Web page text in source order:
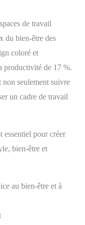
de travail
du bien-être des
coloré et
productivité de 17 %.
non seulement suivre
un cadre de travail
essentiel pour créer
bien-être et
au bien-être et à